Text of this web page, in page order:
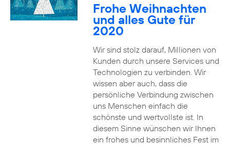
Frohe Weihnachten
und alles Gute für
2020
Wir sind stolz darauf, Millionen von
Kunden durch unsere Services und
Technologien zu verbinden. Wir
wissen aber auch, dass die
persönliche Verbindung zwischen
uns Menschen einfach die
schönste und wertvollste ist. In
diesem Sinne wünschen wir Ihnen
ein frohes und besinnliches Fest im